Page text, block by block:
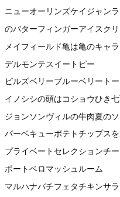
ニューオーリンズケイジャン
のバターフィンガーアイスク
メイフィールド亀は亀のキャ
デルモンテスイートピー
ピルズベリーブルーベリート
イノシシの頭はコショウひき
ジョンソンヴィルの牛肉夏の
バーベキューポテトチップス
プライベートセレクションチ
ポートベロマッシュルーム
マルハナバチフェタチキンサ